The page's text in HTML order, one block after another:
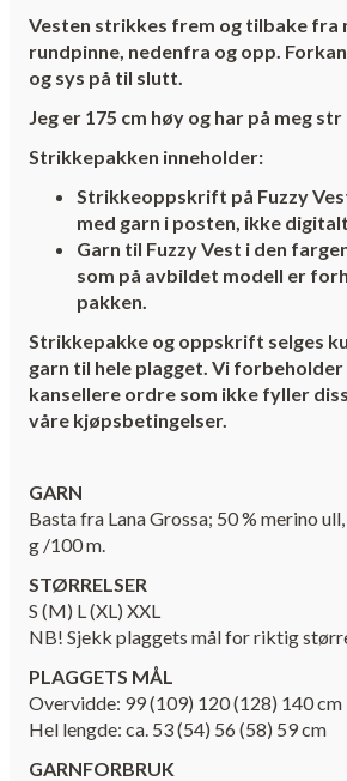
Vesten strikkes frem og tilbake fra
rundpinne, nedenfra og opp.
og sys på til slutt.
Jeg er 175 cm høy og har på meg
Strikkepakken inneholder:
Strikkeoppskrift på Fuzzy
med garn i posten, ikke
Garn til Fuzzy Vest i den
som på avbildet modell er
pakken.
Strikkepakke og oppskrift selges
garn til hele plagget. Vi
kansellere ordre som ikke fyller
våre kjøpsbetingelser.
GARN
Basta fra Lana Grossa; 50 % merino
g /100 m.
STØRRELSER
S (M) L (XL) XXL
NB! Sjekk plaggets mål for riktig
PLAGGETS MÅL
Overvidde: 99 (109) 120 (128) 140 cm
Hel lengde: ca. 53 (54) 56 (58) 59 cm
GARNFORBRUK